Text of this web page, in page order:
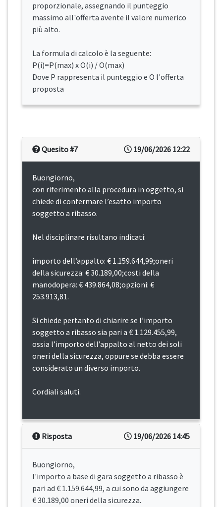
proporzionale, assegnando il punteggio
massimo all'offerta avente il valore numerico
più alto.
La formula di calcolo è la seguente:
P(i)=P(max) x O(i) / O(max)
Dove P rappresenta il punteggio e O l'offerta
proposta
19/06/2026 12:22
Quesito #7
Buongiorno,
con riferimento alla procedura in oggetto, si
chiede di confermare l’esatto importo
soggetto a ribasso.
Nel disciplinare risultano indicati:
importo dell’appalto: € 1.159.644,99;oneri
della sicurezza: € 30.189,00;costi della
manodopera: € 439.864,08;opzioni: €
253.913,81.
Si chiede pertanto di chiarire se l’importo
soggetto a ribasso sia pari a € 1.129.455,99,
ossia l’importo dell’appalto al netto dei soli
oneri della sicurezza, oppure se debba essere
considerato un diverso importo.
Cordiali saluti.
19/06/2026 14:45
Risposta
Buongiorno,
l'importo a base di gara soggetto a ribasso è
pari ad € 1.159.644,99, a cui sono da aggiungere
€ 30.189,00 oneri della sicurezza.